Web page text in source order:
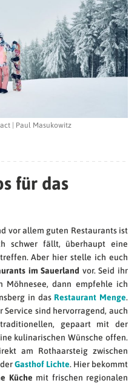
| Paul Masukowitz
für das
vor allem guten Restaurants ist
schwer fällt, überhaupt eine
Aber hier stelle ich euch
im Sauerland vor. Seid ihr
Möhnesee, dann empfehle ich
in das Restaurant Menge.
sind hervorragend, auch
gepaart mit der
kulinarischen Wünsche offen.
am Rothaarsteig zwischen
Gasthof Lichte. Hier bekommt
Küche mit frischen regionalen